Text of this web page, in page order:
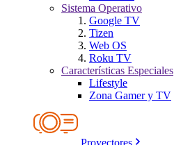
Sistema Operativo
Google TV
Tizen
Web OS
Roku TV
Características Especiales
Lifestyle
Zona Gamer y TV
Proyectores